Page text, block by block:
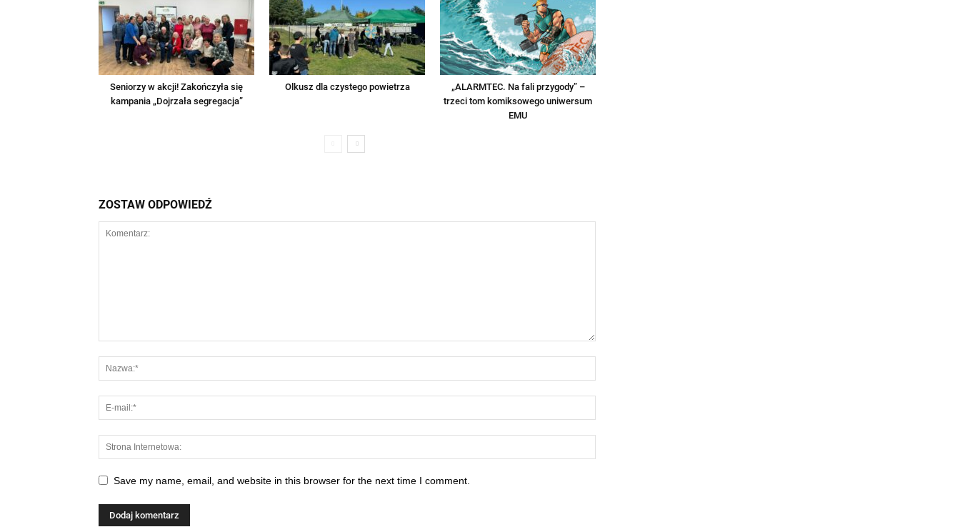
Seniorzy w akcji! Zakończyła się
kampania „Dojrzała segregacja”
Olkusz dla czystego powietrza
„ALARMTEC. Na fali przygody” –
trzeci tom komiksowego uniwersum
EMU
ZOSTAW ODPOWIEDŹ
Save my name, email, and website in this browser for the next time I comment.